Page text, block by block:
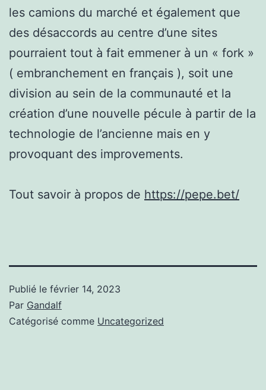
les camions du marché et également que
des désaccords au centre d’une sites
pourraient tout à fait emmener à un « fork »
( embranchement en français ), soit une
division au sein de la communauté et la
création d’une nouvelle pécule à partir de la
technologie de l’ancienne mais en y
provoquant des improvements.
Tout savoir à propos de https://pepe.bet/
Publié le février 14, 2023
Par Gandalf
Catégorisé comme Uncategorized